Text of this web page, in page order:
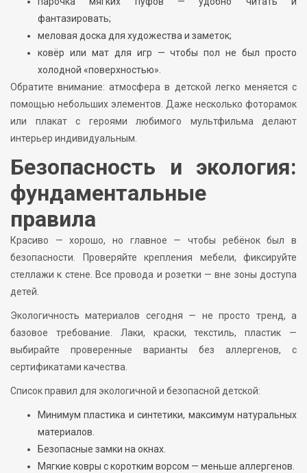
фантазировать;
меловая доска для художества и заметок;
ковёр или мат для игр — чтобы пол не был просто
холодной «поверхностью».
Обратите внимание: атмосфера в детской легко меняется с
помощью небольших элементов. Даже несколько фоторамок
или плакат с героями любимого мультфильма делают
интерьер индивидуальным.
Безопасность и экология:
фундаментальные
правила
Красиво — хорошо, но главное — чтобы ребёнок был в
безопасности. Проверяйте крепления мебели, фиксируйте
стеллажи к стене. Все провода и розетки — вне зоны доступа
детей.
Экологичность материалов сегодня — не просто тренд, а
базовое требование. Лаки, краски, текстиль, пластик —
выбирайте проверенные варианты без аллергенов, с
сертификатами качества.
Список правил для экологичной и безопасной детской:
Минимум пластика и синтетики, максимум натуральных
материалов.
Безопасные замки на окнах.
Мягкие ковры с коротким ворсом — меньше аллергенов.